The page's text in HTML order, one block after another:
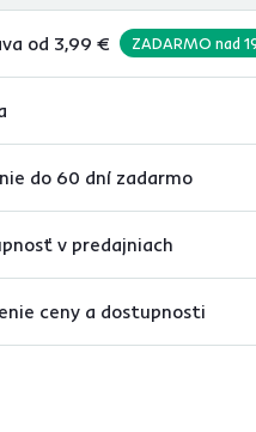
od 3,99 € ZADARMO nad
do 60 dní zadarmo
v predajniach
ceny a dostupnosti